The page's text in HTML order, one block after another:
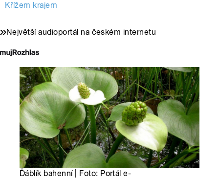
Křížem krajem
Největší audioportál na českém internetu
Ďáblík bahenní | Foto: Portál e-